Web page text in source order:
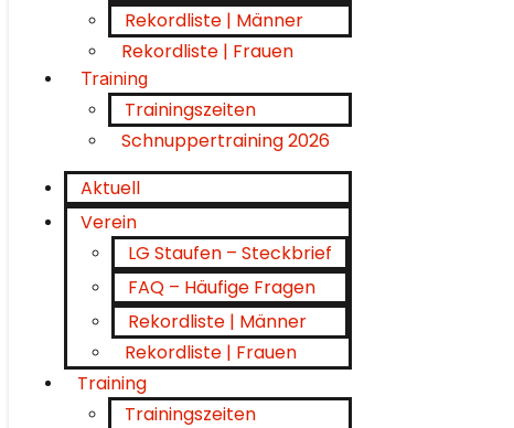
Rekordliste | Männer
Rekordliste | Frauen
Training
Trainingszeiten
Schnuppertraining 2026
Aktuell
Verein
LG Staufen – Steckbrief
FAQ – Häufige Fragen
Rekordliste | Männer
Rekordliste | Frauen
Training
Trainingszeiten